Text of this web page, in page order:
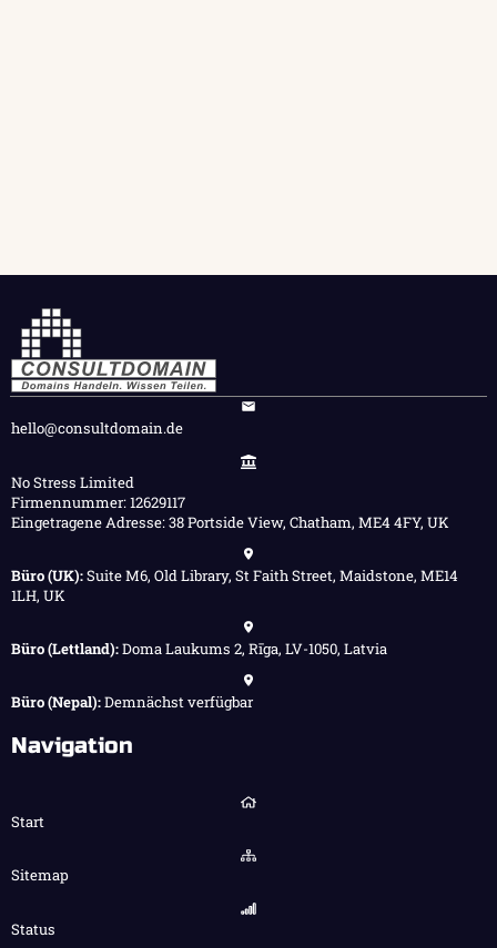
hello@consultdomain.de
No Stress Limited
Firmennummer: 12629117
Eingetragene Adresse: 38 Portside View, Chatham, ME4 4FY, UK
Büro (UK):Suite M6, Old Library, St Faith Street, Maidstone, ME14
1LH, UK
Büro (Lettland):Doma Laukums 2, Rīga, LV-1050, Latvia
Büro (Nepal):Demnächst verfügbar
Navigation
Start
Sitemap
Status